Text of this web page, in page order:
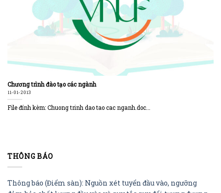
Chương trình đào tạo các ngành
11-01-2013
File đính kèm: Chuong trinh dao tao cac nganh.doc...
THÔNG BÁO
Thông báo (Điểm sàn): Nguồn xét tuyển đầu vào, ngưỡng